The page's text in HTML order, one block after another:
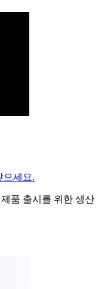
으세요.
제품 출시를 위한 생산